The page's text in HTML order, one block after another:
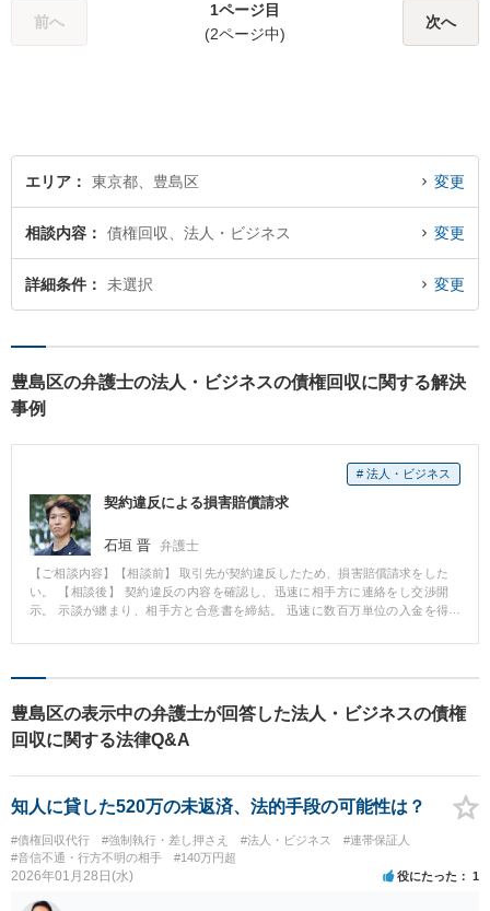
戻すために全力でサポートし
ます！【夜間や休日相談可
前へ
1ページ目
(2ページ中)
次へ
エリア 東京都、豊島区 変更
相談内容 債権回収、法人・ビジネス 変更
詳細条件 未選択 変更
豊島区の弁護士の法人・ビジネスの債権回収に関する解決
事例
# 法人・ビジネス
契約違反による損害賠償請求
石垣 晋 弁護士
【ご相談内容】【相談前】 取引先が契約違反したため、損害賠償請求をした
い。 【相談後】 契約違反の内容を確認し、迅速に相手方に連絡をし交渉開
示。 示談が纏まり、相手方と合意書を締結。 迅速に数百万単位の入金を得
豊島区の表示中の弁護士が回答した法人・ビジネスの債権
回収に関する法律Q&A
知人に貸した520万の未返済、法的手段の可能性は？
#債権回収代行 #強制執行・差し押さえ #法人・ビジネス
#連帯保証人
#音信不通・行方不明の相手
#140万円超
2026年01月28日(水) 役にたった 1